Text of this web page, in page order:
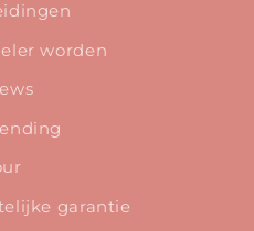
worden
garantie